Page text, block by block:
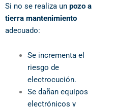
Si no se realiza un pozo a
tierra mantenimiento
adecuado:
Se incrementa el
riesgo de
electrocución.
Se dañan equipos
electrónicos y